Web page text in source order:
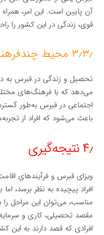
آن پایین است. این امر،
قوی، زندگی در این کشور را
۳٫۳٫ محیط چندفرهنگی
تحصیل و زندگی در قبرس به
می‌دهد که با فرهنگ‌های
اجتماعی در قبرس به‌طور
باعث می‌شود که افراد از
۴٫ نتیجه‌گیری
ویزای قبرس و فرآیندهای
افراد پیچیده به نظر برسد،
مناسب، می‌توان این مراحل
مقصد تحصیلی، کاری و
افرادی که قصد دارند به این